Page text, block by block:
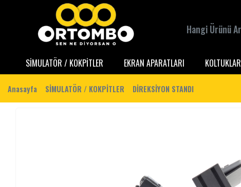
SİMULATÖR / KOKPİTLER EKRAN APARATLARI KOLTUKLAR
Anasayfa SİMULATÖR / KOKPİTLER DİREKSİYON STANDI